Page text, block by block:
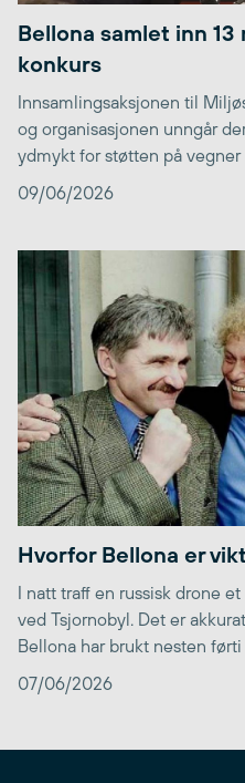
Bellona samlet inn
konkurs
Innsamlingsaksjonen til
og organisasjonen unngår
ydmykt for støtten på vegner
09/06/2026
Hvorfor Bellona er
I natt traff en russisk drone
ved Tsjornobyl. Det er
Bellona har brukt nesten førti
07/06/2026